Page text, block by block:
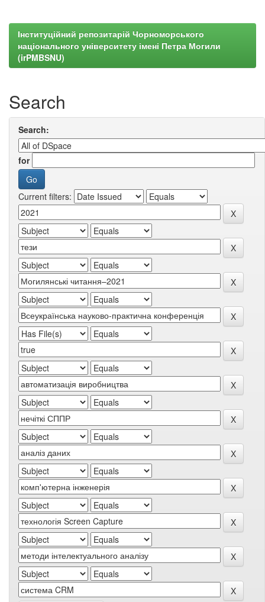
Інституційний репозитарій Чорноморського
національного університету імені Петра Могили
(irPMBSNU)
Search
Search:
for
Current filters: